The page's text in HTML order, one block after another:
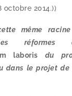
octobre 2014.))
même
réformes
labo­ris du
dans le pro­jet